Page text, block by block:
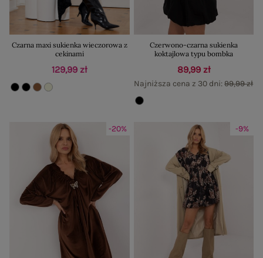
Czarna maxi sukienka wieczorowa z
cekinami
129,99 zł
Czerwono-czarna sukienka
koktajlowa typu bombka
89,99 zł
Najniższa cena z 30 dni:99,99 zł
-20% -9%